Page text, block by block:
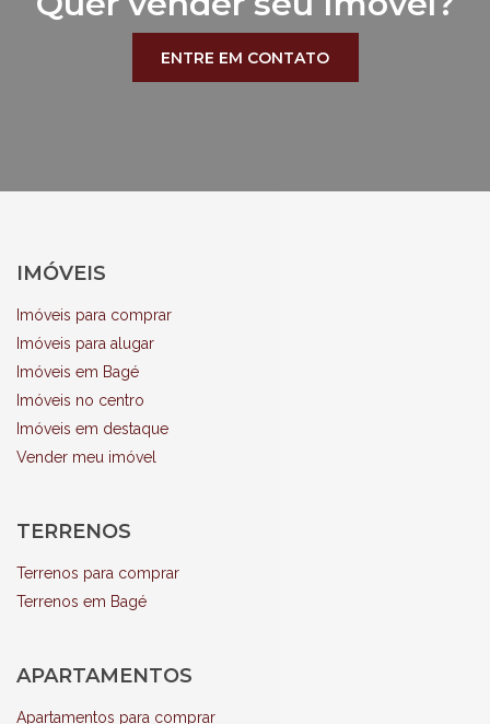
ENTRE EM CONTATO
IMÓVEIS
Imóveis para comprar
Imóveis para alugar
Imóveis em Bagé
Imóveis no centro
Imóveis em destaque
Vender meu imóvel
TERRENOS
Terrenos para comprar
Terrenos em Bagé
APARTAMENTOS
Apartamentos para comprar